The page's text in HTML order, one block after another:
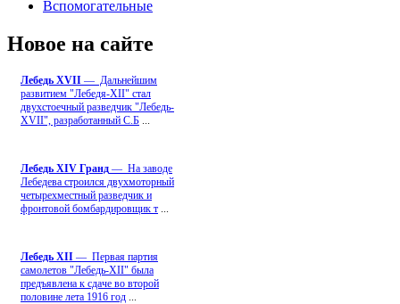
Вспомогательные
Новое на сайте
Лебедь ХVII — Дальнейшим
развитием "Лебедя-ХII" стал
двухстоечный разведчик "Лебедь-
XVII", разработанный С.Б
Лебедь ХIV Гранд — На заводе
Лебедева строился двухмоторный
четырехместный разведчик и
фронтовой бомбардировщик т
Лебедь ХII — Первая партия
самолетов "Лебедь-ХII" была
предъявлена к сдаче во второй
половине лета 1916 год